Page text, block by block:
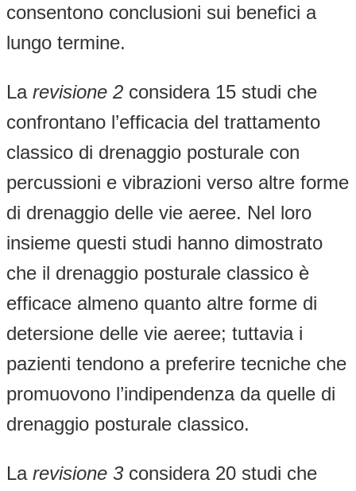
consentono conclusioni sui benefici a
lungo termine.
La revisione 2 considera 15 studi che
confrontano l’efficacia del trattamento
classico di drenaggio posturale con
percussioni e vibrazioni verso altre forme
di drenaggio delle vie aeree. Nel loro
insieme questi studi hanno dimostrato
che il drenaggio posturale classico è
efficace almeno quanto altre forme di
detersione delle vie aeree; tuttavia i
pazienti tendono a preferire tecniche che
promuovono l’indipendenza da quelle di
drenaggio posturale classico.
La revisione 3 considera 20 studi che